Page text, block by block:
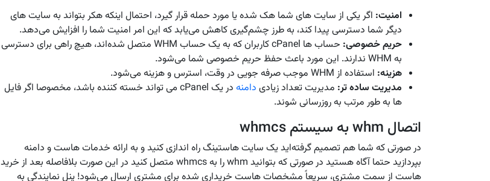
امنیت: اگر یکی از سایت های شما هک شده یا مورد حمله قرار گیرد، احتمال اینکه هکر بتواند به سایت های
دیگر شما دسترسی پیدا کند، به طرز چشم‌گیری کاهش می‌یابد که این امر امنیت شما را افزایش می‌دهد.
حریم خصوصی:
حساب ها cPanel کاربران که به یک حساب WHM متصل شده‌اند، هیچ راهی برای دسترسی
به WHM ندارند. این مورد باعث حفظ حریم خصوصی شما می‌شود.
هزینه: استفاده از WHM موجب صرفه جویی در وقت، استرس و هزینه می‌شود.
مدیریت ساده تر: مدیریت تعداد زیادی دامنه
در یک cPanel می تواند خسته کننده باشد، مخصوصا اگر فایل
ها به طور مرتب به روزرسانی شوند.
اتصال whm به سیستم whmcs
در صورتی که شما هم تصمیم گرفته‌اید یک سایت هاستینگ راه اندازی کنید و به ارائه خدمات هاست و دامنه
بپردازید حتما آگاه هستید در صورتی که بتوانید whm را به whmcs متصل کنید در این صورت بلافاصله بعد از خرید
هاست از سمت مشتری، سریعاً مشخصات هاست خریداری شده برای مشتری ارسال می‌شود! پنل نمایندگی به